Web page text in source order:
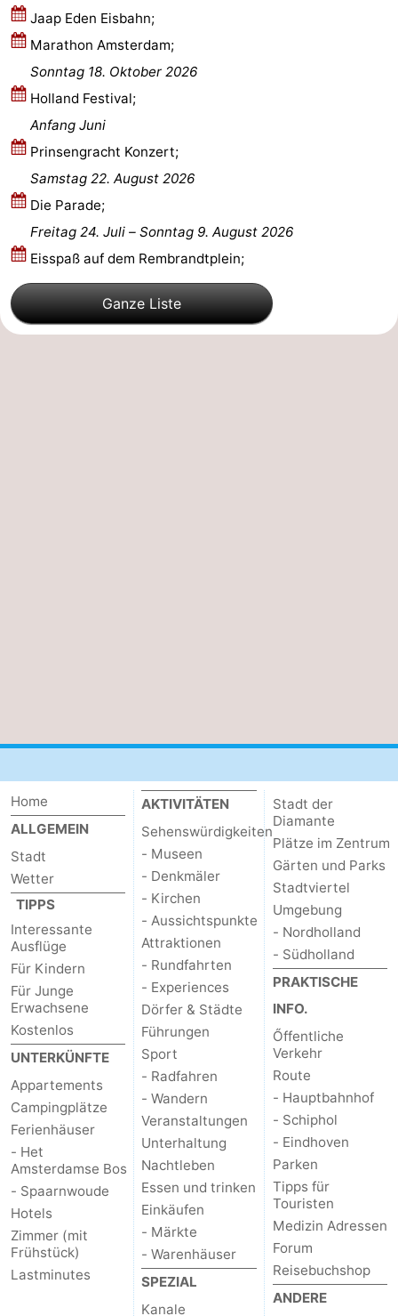
Jaap Eden Eisbahn;
Marathon Amsterdam;
Sonntag 18. Oktober 2026
Holland Festival;
Anfang Juni
Prinsengracht Konzert;
Samstag 22. August 2026
Die Parade;
Freitag 24. Juli –
Sonntag 9. August 2026
Eisspaß auf dem Rembrandtplein;
Ganze Liste
Home
ALLGEMEIN
Stadt
Wetter
TIPPS
Interessante
Ausflüge
Für Kindern
Für Junge
Erwachsene
Kostenlos
UNTERKÜNFTE
Appartements
Campingplätze
Ferienhäuser
- Het
Amsterdamse Bos
- Spaarnwoude
Hotels
Zimmer (mit
Frühstück)
Lastminutes
AKTIVITÄTEN
Sehenswürdigkeiten
- Museen
- Denkmäler
- Kirchen
- Aussichtspunkte
Attraktionen
- Rundfahrten
- Experiences
Dörfer & Städte
Führungen
Sport
- Radfahren
- Wandern
Veranstaltungen
Unterhaltung
Nachtleben
Essen und trinken
Einkäufen
- Märkte
- Warenhäuser
SPEZIAL
Kanale
Stadt der
Diamante
Plätze im Zentrum
Gärten und Parks
Stadtviertel
Umgebung
- Nordholland
- Südholland
PRAKTISCHE
INFO.
Őffentliche
Verkehr
Route
- Hauptbahnhof
- Schiphol
- Eindhoven
Parken
Tipps für
Touristen
Medizin Adressen
Forum
Reisebuchshop
ANDERE